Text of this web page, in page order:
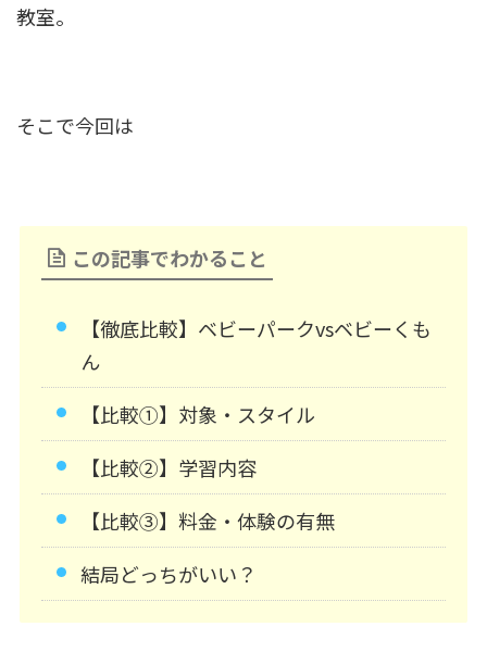
教室。
そこで今回は
この記事でわかること
【徹底比較】ベビーパークvsベビーくも
ん
【比較①】対象・スタイル
【比較②】学習内容
【比較③】料金・体験の有無
結局どっちがいい？